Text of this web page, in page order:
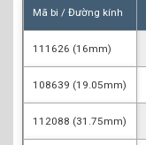
Mã bi / Đường kính
111626 (16mm)
108639 (19.05mm)
112088 (31.75mm)